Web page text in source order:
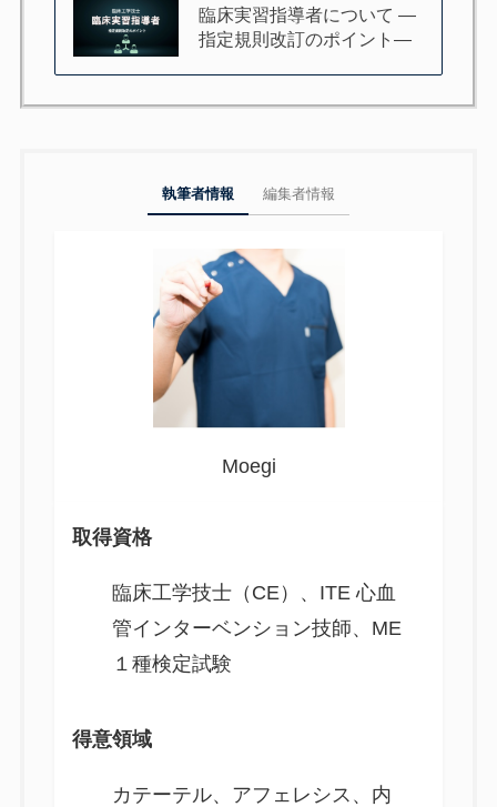
臨床実習指導者について —
指定規則改訂のポイント—
執筆者情報 編集者情報
Moegi
取得資格
臨床工学技士（CE）、ITE 心血
管インターベンション技師、ME
１種検定試験
得意領域
カテーテル、アフェレシス、内